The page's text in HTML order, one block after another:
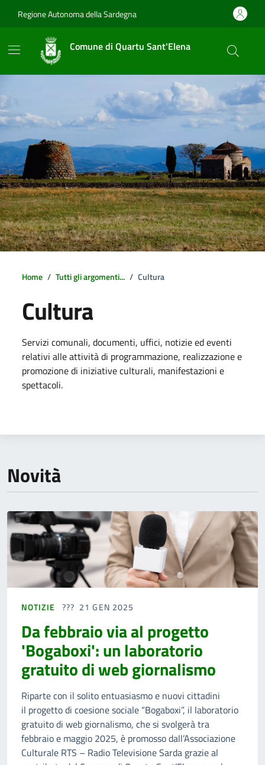
Regione Autonoma della Sardegna
Comune di Quartu Sant'Elena
Home Tutti gli argomenti... Cultura
Cultura
Dettagli della notizia
Servizi comunali, documenti, uffici, notizie ed eventi
relativi alle attività di programmazione, realizzazione e
promozione di iniziative culturali, manifestazioni e
spettacoli.
Novità
NOTIZIE 21 GEN 2025
Da febbraio via al progetto
'Bogaboxi': un laboratorio
gratuito di web giornalismo
Riparte con il solito entuasiasmo e nuovi cittadini
il progetto di coesione sociale “Bogaboxi”, il laboratorio
gratuito di web giornalismo, che si svolgerà tra
febbraio e maggio 2025, è promosso dall’Associazione
Culturale RTS – Radio Televisione Sarda grazie al